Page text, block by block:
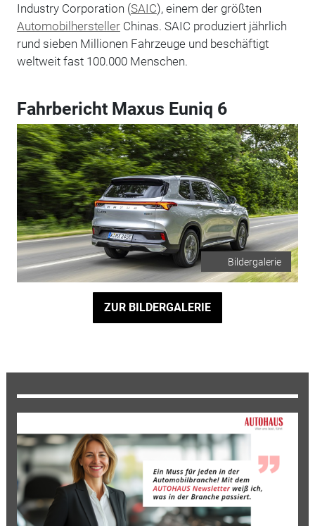
Industry Corporation (SAIC), einem der größten
AutomobilherstellerChinas. SAIC produziert jährlich
rund sieben Millionen Fahrzeuge und beschäftigt
weltweit fast 100.000 Menschen.
Fahrbericht Maxus Euniq 6
Bildergalerie
ZUR BILDERGALERIE